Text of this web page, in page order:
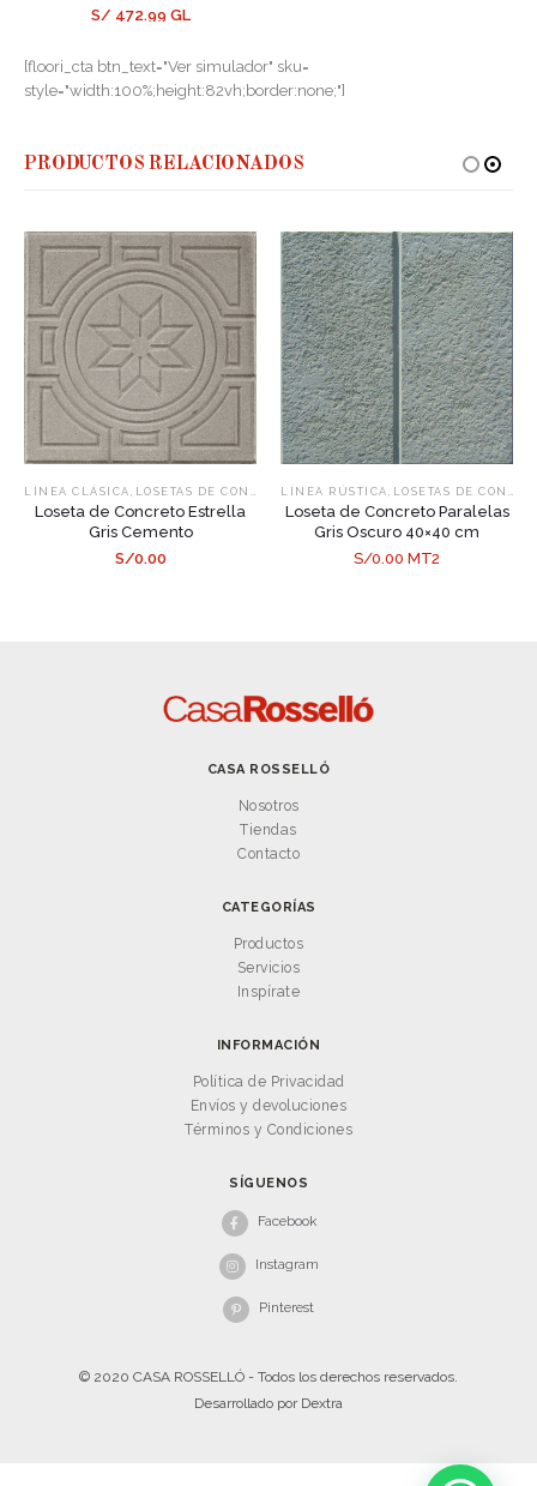
S/ 472.99 GL
[floori_cta btn_text="Ver simulador" sku=
style="width:100%;height:82vh;border:none;"]
PRODUCTOS RELACIONADOS
LÍNEA CLÁSICA LOSETAS DE CONCRETO
Loseta de Concreto Estrella
Gris Cemento
S/0.00
LÍNEA RÚSTICA LOSETAS DE CONCRETO
Loseta de Concreto Paralelas
Gris Oscuro 40×40 cm
S/0.00 MT2
CASA ROSSELLÓ
Nosotros
Tiendas
Contacto
CATEGORÍAS
Productos
Servicios
Inspírate
INFORMACIÓN
Política de Privacidad
Envíos y devoluciones
Términos y Condiciones
SÍGUENOS
Facebook
Instagram
Pinterest
© 2020 CASA ROSSELLÓ - Todos los derechos reservados.
Desarrollado por Dextra